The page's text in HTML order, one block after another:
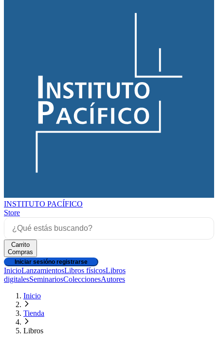
INSTITUTO PACÍFICO
Store
Carrito
Compras
Iniciar sesióno registrarse
InicioLanzamientosLibros físicosLibros
digitalesSeminariosColeccionesAutores
Inicio
Tienda
Libros